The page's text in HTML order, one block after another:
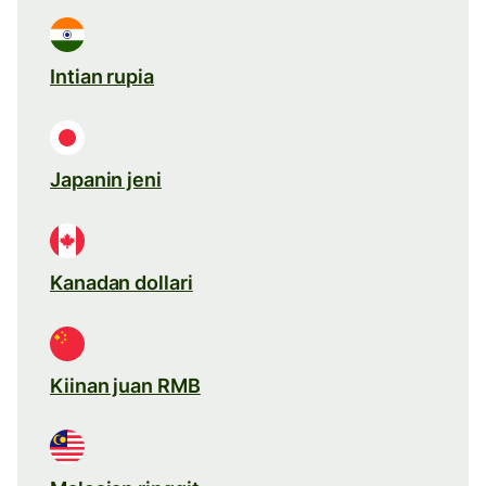
Intian rupia
Japanin jeni
Kanadan dollari
Kiinan juan RMB